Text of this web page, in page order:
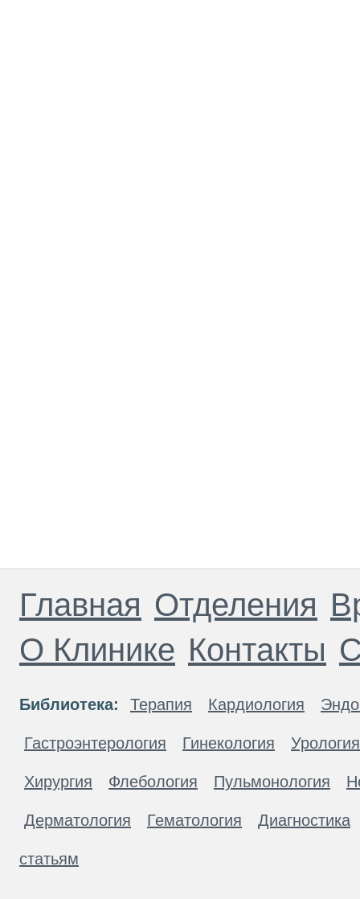
Главная Отделения
О Клинике Контакты
Библиотека: Терапия Кардиология
Гастроэнтерология Гинекология Урология
Хирургия Флебология Пульмонология
Дерматология Гематология Диагностика
статьям